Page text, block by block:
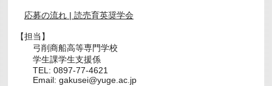
応募の流れ | 読売育英奨学会
【担当】
弓削商船高等専門学校
学生課学生支援係
TEL: 0897-77-4621
Email: gakusei@yuge.ac.jp